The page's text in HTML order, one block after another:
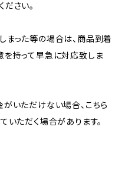
さい。
った等の場合は、商品到着
持って早急に対応致しま
いただけない場合、こちら
いただく場合があります。